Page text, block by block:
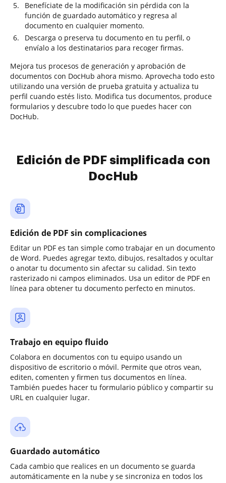
Benefíciate de la modificación sin pérdida con la
función de guardado automático y regresa al
documento en cualquier momento.
Descarga o preserva tu documento en tu perfil, o
envíalo a los destinatarios para recoger firmas.
Mejora tus procesos de generación y aprobación de
documentos con DocHub ahora mismo. Aprovecha todo esto
utilizando una versión de prueba gratuita y actualiza tu
perfil cuando estés listo. Modifica tus documentos, produce
formularios y descubre todo lo que puedes hacer con
DocHub.
Edición de PDF simplificada con
DocHub
Edición de PDF sin complicaciones
Editar un PDF es tan simple como trabajar en un documento
de Word. Puedes agregar texto, dibujos, resaltados y ocultar
o anotar tu documento sin afectar su calidad. Sin texto
rasterizado ni campos eliminados. Usa un editor de PDF en
línea para obtener tu documento perfecto en minutos.
Trabajo en equipo fluido
Colabora en documentos con tu equipo usando un
dispositivo de escritorio o móvil. Permite que otros vean,
editen, comenten y firmen tus documentos en línea.
También puedes hacer tu formulario público y compartir su
URL en cualquier lugar.
Guardado automático
Cada cambio que realices en un documento se guarda
automáticamente en la nube y se sincroniza en todos los